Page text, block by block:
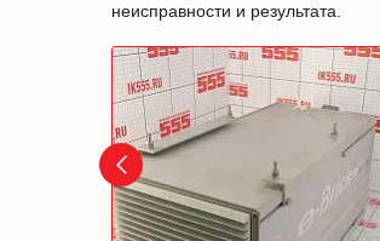
неисправности и результата.